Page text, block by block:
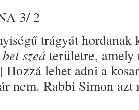
3/ 2
trágyát
bet szeá területre,
Hozzá lehet adni a
nem. Rabbi Simon